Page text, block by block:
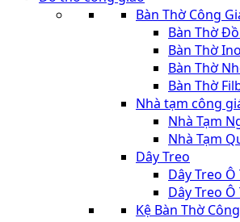
Bàn Thờ Công
Bàn Thờ
Bàn Thờ
Bàn Thờ
Bàn Thờ
Nhà tạm công
Nhà Tạm
Nhà Tạm
Dây Treo
Dây Treo
Dây Treo
Kệ Bàn Thờ